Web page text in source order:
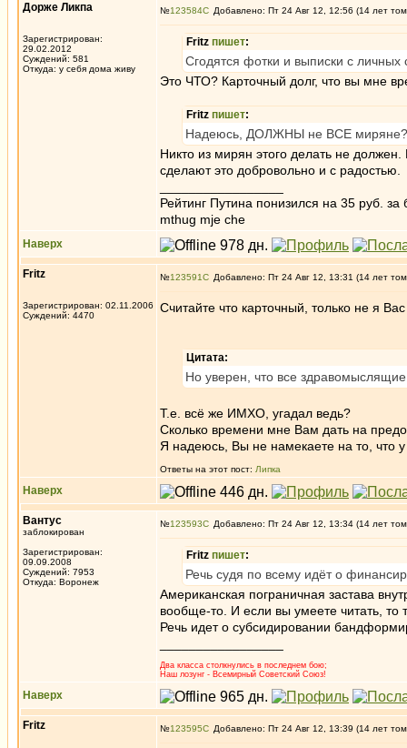
Дорже Ликпа
Зарегистрирован:
29.02.2012
Суждений: 581
Откуда: у себя дома живу
№123584 Добавлено: Пт 24 Авг 12, 12:56 (14 лет
Fritz пишет:
Сгодятся фотки и выписки с
Это ЧТО? Карточный долг, что вы мне
Fritz пишет:
Надеюсь, ДОЛЖНЫ не ВСЕ
Никто из мирян этого делать не
сделают это добровольно и с радостью.
Рейтинг Путина понизился на 35 руб. за
mthug mje che
Наверх
Fritz
Зарегистрирован: 02.11.2006
Суждений: 4470
№123591 Добавлено: Пт 24 Авг 12, 13:31 (14 лет
Считайте что карточный, только не я
Цитата:
Но уверен, что все
Т.е. всё же ИМХО, угадал ведь?
Сколько времени мне Вам дать на
Я надеюсь, Вы не намекаете на то, что
Ответы на этот пост: Липка
Наверх
Вантус
заблокирован
Зарегистрирован:
09.09.2008
Суждений: 7953
Откуда: Воронеж
№123593 Добавлено: Пт 24 Авг 12, 13:34 (14 лет
Fritz пишет:
Речь судя по всему идёт о
Американская пограничная застава
вообще-то. И если вы умеете читать, то
Речь идет о субсидировании
Два класса столкнулись в последнем бою;
Наш лозунг - Всемирный Советский Союз!
Наверх
Fritz №123595 Добавлено: Пт 24 Авг 12, 13:39 (14 лет